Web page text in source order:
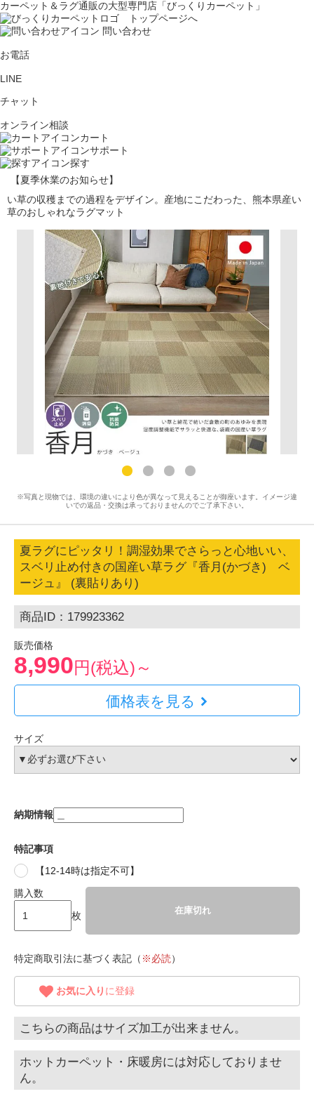
カーペット＆ラグ通販の大型専門店「びっくりカーペット」
問い合わせ
お電話
LINE
チャット
オンライン相談
カート
サポート
探す
【夏季休業のお知らせ】
い草の収穫までの過程をデザイン。産地にこだわった、熊本県産い
草のおしゃれなラグマット
※写真と現物では、環境の違いにより色が異なって見えることが御座います。イメージ違
いでの返品・交換は承っておりませんのでご了承下さい。
夏ラグにピッタリ！調湿効果でさらっと心地いい、
スベリ止め付きの国産い草ラグ『香月(かづき) ベ
ージュ』 (裏貼りあり)
商品ID：179923362
販売価格
8,990円(税込)～
価格表を見る
サイズ
納期情報
特記事項
【12-14時は指定不可】
購入数
枚
在庫切れ
特定商取引法に基づく表記（ ※必読）
お気に入り に登録
こちらの商品はサイズ加工が出来ません。
ホットカーペット・床暖房には対応しておりませ
ん。